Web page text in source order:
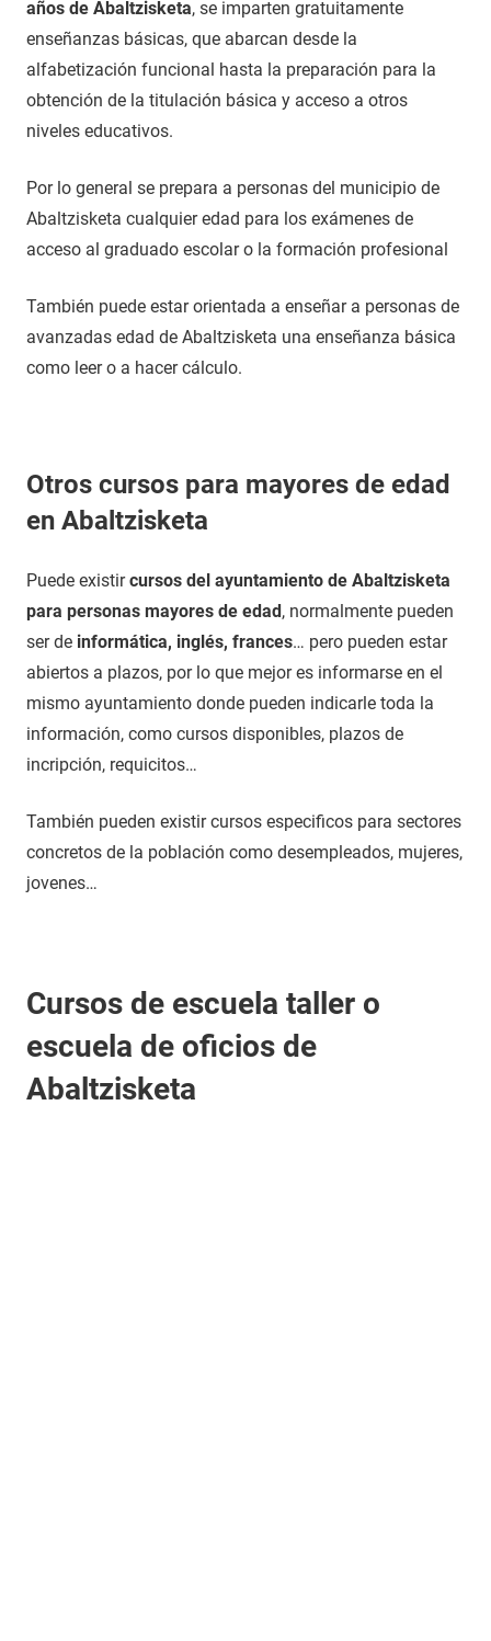
años de Abaltzisketa, se imparten gratuitamente
enseñanzas básicas, que abarcan desde la
alfabetización funcional hasta la preparación para la
obtención de la titulación básica y acceso a otros
niveles educativos.
Por lo general se prepara a personas del municipio de
Abaltzisketa cualquier edad para los exámenes de
acceso al graduado escolar o la formación profesional
También puede estar orientada a enseñar a personas de
avanzadas edad de Abaltzisketa una enseñanza básica
como leer o a hacer cálculo.
Otros cursos para mayores de edad
en Abaltzisketa
Puede existircursos del ayuntamiento de Abaltzisketa
para personas mayores de edad, normalmente pueden
ser de informática, inglés, frances… pero pueden estar
abiertos a plazos, por lo que mejor es informarse en el
mismo ayuntamiento donde pueden indicarle toda la
información, como cursos disponibles, plazos de
incripción, requicitos…
También pueden existir cursos especificos para sectores
concretos de la población como desempleados, mujeres,
jovenes…
Cursos de escuela taller o
escuela de oficios de
Abaltzisketa